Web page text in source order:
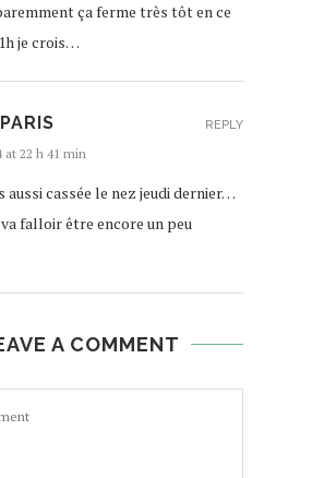
ça ferme très tôt en ce
je crois…
at 22 h 41 min
aussi cassée le nez jeudi dernier…
falloir être encore un peu
REPLY
A COMMENT